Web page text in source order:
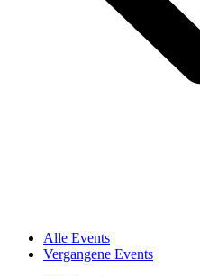
Alle Events
Vergangene Events